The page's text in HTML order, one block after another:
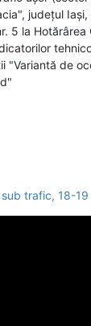
judeţul
5 la
"Variantă de
sub trafic, 18-